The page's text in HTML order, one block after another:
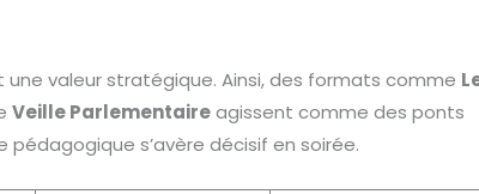
valeur stratégique. Ainsi, des formats comme
Veille Parlementaireagissent comme des ponts
pédagogique s’avère décisif en soirée.